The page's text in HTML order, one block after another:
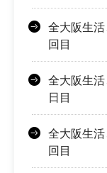
全大阪生
回目
全大阪生
日目
全大阪生
回目